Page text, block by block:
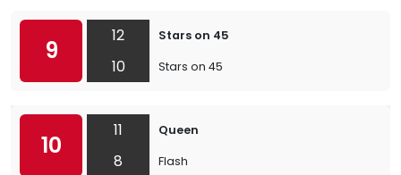
9
12
10
Stars on 45
Stars on 45
10
11
8
Queen
Flash